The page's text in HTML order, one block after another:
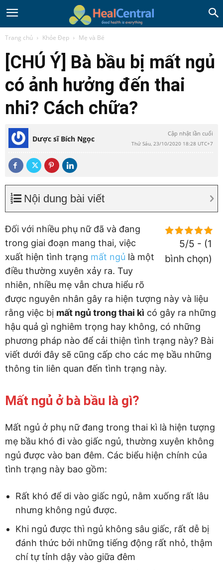
Trang chủ Khỏe Đẹp Mẹ và Bé
[CHÚ Ý] Bà bầu bị mất ngủ
có ảnh hưởng đến thai
nhi? Cách chữa?
Dược sĩ Bích Ngọc
Cập nhật lần cuối
Thứ Sáu, 23/10/2020 18:28 UTC+7
Nội dung bài viết
5/5 - (1
bình chọn)
Đối với nhiều phụ nữ đã và đang
trong giai đoạn mang thai, việc
xuất hiện tình trạng mất ngủ là một
điều thường xuyên xảy ra. Tuy
nhiên, nhiều mẹ vẫn chưa hiểu rõ
được nguyên nhân gây ra hiện tượng này và liệu
rằng việc bị mất ngủ trong thai kì có gây ra những
hậu quả gì nghiêm trọng hay không, có những
phương pháp nào để cải thiện tình trạng này? Bài
viết dưới đây sẽ cũng cấp cho các mẹ bầu những
thông tin liên quan đến tình trạng này.
Mất ngủ ở bà bầu là gì?
Mất ngủ ở phụ nữ đang trong thai kì là hiện tượng
mẹ bầu khó đi vào giấc ngủ, thường xuyên không
ngủ được vào ban đêm. Các biểu hiện chính của
tình trạng này bao gồm:
Rất khó để di vào giấc ngủ, nằm xuống rất lâu
nhưng không ngủ được.
Khi ngủ được thì ngủ không sâu giấc, rất dễ bị
đánh thức bởi những tiếng động rất nhỏ, thậm
chí tự tỉnh dậy vào giữa đêm